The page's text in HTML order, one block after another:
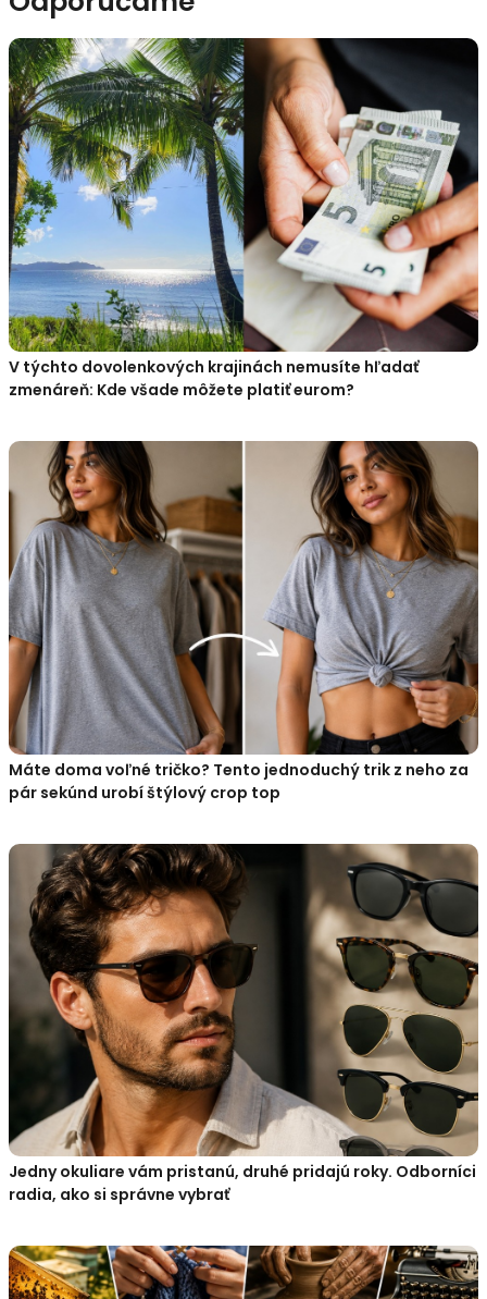
V týchto dovolenkových krajinách nemusíte hľadať
zmenáreň: Kde všade môžete platiť eurom?
Máte doma voľné tričko? Tento jednoduchý trik z neho za
pár sekúnd urobí štýlový crop top
Jedny okuliare vám pristanú, druhé pridajú roky. Odborníci
radia, ako si správne vybrať